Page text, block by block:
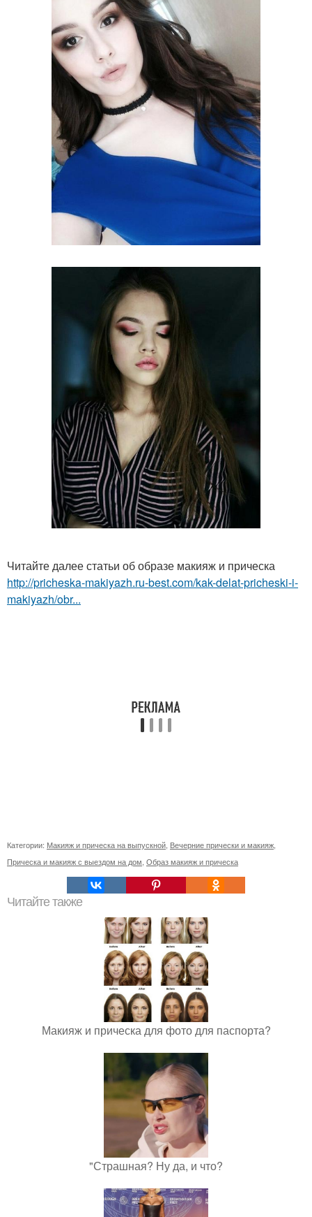
Читайте далее статьи об образе макияж и прическа
http://pricheska-makiyazh.ru-best.com/kak-delat-pricheski-i-
makiyazh/obr...
Категории: Макияж и прическа на выпускной, Вечерние прически и макияж,
Прическа и макияж с выездом на дом, Образ макияж и прическа
Читайте также
Макияж и прическа для фото для паспорта?
"Страшная? Ну да, и что?